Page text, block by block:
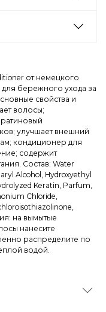
от немецкого
для бережного ухода за
свойства и
волосы;
улучшает внешний
кондиционер для
содержит
Состав: Water
Alcohol, Hydroxyethyl
Keratin, Parfum,
Chloride,
на вымытые
нанесите
распределите по
водой.